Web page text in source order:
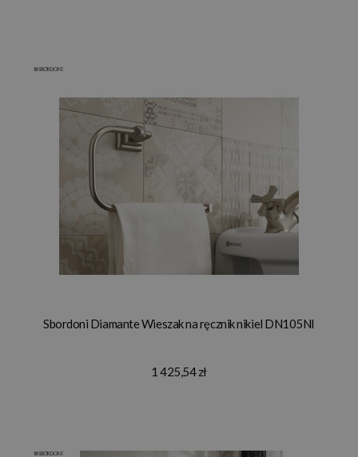
Sbordoni Diamante Wieszak na ręcznik nikiel DN105NI
1 425,54 zł